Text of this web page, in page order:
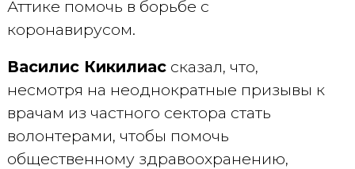
Аттике помочь в борьбе с
коронавирусом.
Василис Кикилиассказал, что,
несмотря на неоднократные призывы к
врачам из частного сектора стать
волонтерами, чтобы помочь
общественному здравоохранению,